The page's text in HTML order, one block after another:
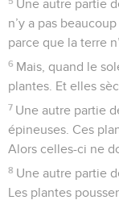
Une autre partie
n’y a pas
parce que la terre
6 Mais, quand le
plantes. Et elles
7 Une autre partie
épineuses. Ces
Alors celles-ci ne
8 Une autre partie
Les plantes